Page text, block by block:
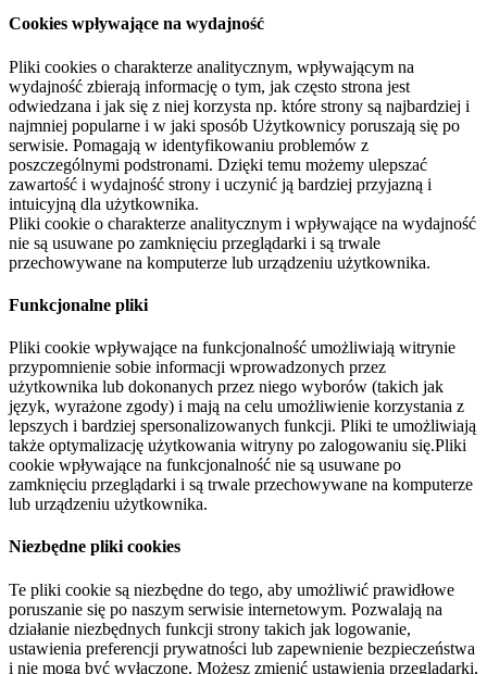
Cookies wpływające na wydajność
Pliki cookies o charakterze analitycznym, wpływającym na
wydajność zbierają informację o tym, jak często strona jest
odwiedzana i jak się z niej korzysta np. które strony są najbardziej i
najmniej popularne i w jaki sposób Użytkownicy poruszają się po
serwisie. Pomagają w identyfikowaniu problemów z
poszczególnymi podstronami. Dzięki temu możemy ulepszać
zawartość i wydajność strony i uczynić ją bardziej przyjazną i
intuicyjną dla użytkownika.
Pliki cookie o charakterze analitycznym i wpływające na wydajność
nie są usuwane po zamknięciu przeglądarki i są trwale
przechowywane na komputerze lub urządzeniu użytkownika.
Funkcjonalne pliki
Pliki cookie wpływające na funkcjonalność umożliwiają witrynie
przypomnienie sobie informacji wprowadzonych przez
użytkownika lub dokonanych przez niego wyborów (takich jak
język, wyrażone zgody) i mają na celu umożliwienie korzystania z
lepszych i bardziej spersonalizowanych funkcji. Pliki te umożliwiają
także optymalizację użytkowania witryny po zalogowaniu się.Pliki
cookie wpływające na funkcjonalność nie są usuwane po
zamknięciu przeglądarki i są trwale przechowywane na komputerze
lub urządzeniu użytkownika.
Niezbędne pliki cookies
Te pliki cookie są niezbędne do tego, aby umożliwić prawidłowe
poruszanie się po naszym serwisie internetowym. Pozwalają na
działanie niezbędnych funkcji strony takich jak logowanie,
ustawienia preferencji prywatności lub zapewnienie bezpieczeństwa
i nie mogą być wyłączone. Możesz zmienić ustawienia przeglądarki,